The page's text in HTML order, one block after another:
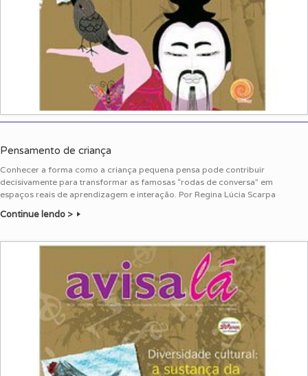
Pensamento de criança
Conhecer a forma como a criança pequena pensa pode contribuir
decisivamente para transformar as famosas “rodas de conversa” em
espaços reais de aprendizagem e interação. Por Regina Lúcia Scarpa
Continue lendo >